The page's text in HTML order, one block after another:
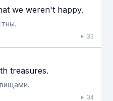
we weren't happy.
33
treasures.
34